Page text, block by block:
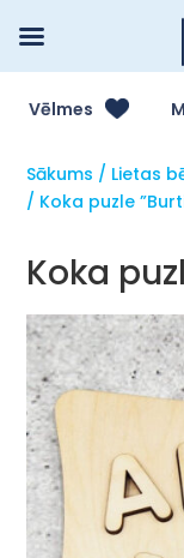
Vēlmes
Sākums / Lietas
/ Koka puzle
Koka